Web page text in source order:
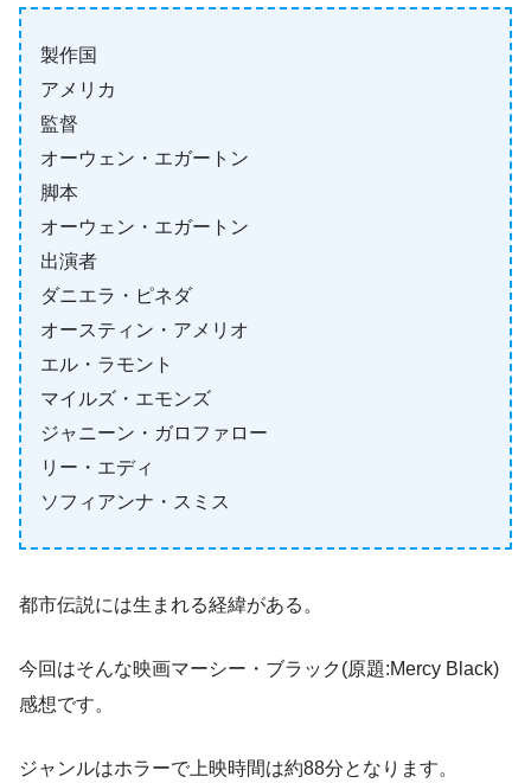
製作国
アメリカ
監督
オーウェン・エガートン
脚本
オーウェン・エガートン
出演者
ダニエラ・ピネダ
オースティン・アメリオ
エル・ラモント
マイルズ・エモンズ
ジャニーン・ガロファロー
リー・エディ
ソフィアンナ・スミス
都市伝説には生まれる経緯がある。
今回はそんな映画マーシー・ブラック(原題:Mercy Black)
感想です。
ジャンルはホラーで上映時間は約88分となります。